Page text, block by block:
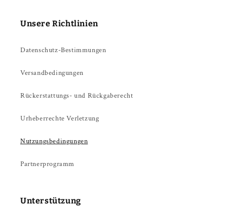
Unsere Richtlinien
Datenschutz-Bestimmungen
Versandbedingungen
Rückerstattungs- und Rückgaberecht
Urheberrechte Verletzung
Nutzungsbedingungen
Partnerprogramm
Unterstützung